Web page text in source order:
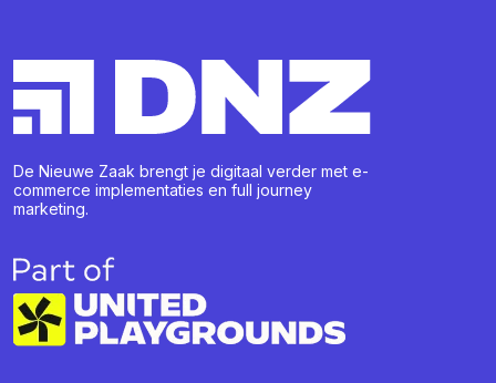
De Nieuwe Zaak brengt je digitaal verder met e-
commerce implementaties en full journey
marketing.